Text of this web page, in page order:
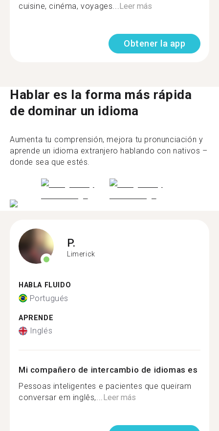
cuisine, cinéma, voyages... Leer más
Obtener la app
Hablar es la forma más rápida
de dominar un idioma
Aumenta tu comprensión, mejora tu pronunciación y
aprende un idioma extranjero hablando con nativos –
donde sea que estés.
P.
Limerick
HABLA FLUIDO
Portugués
APRENDE
Inglés
Mi compañero de intercambio de idiomas es
Pessoas inteligentes e pacientes que queiram
conversar em inglês,...Leer más